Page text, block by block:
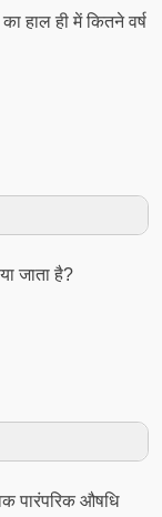
हाल ही में कितने वर्ष
जाता है?
पारंपरिक औषधि